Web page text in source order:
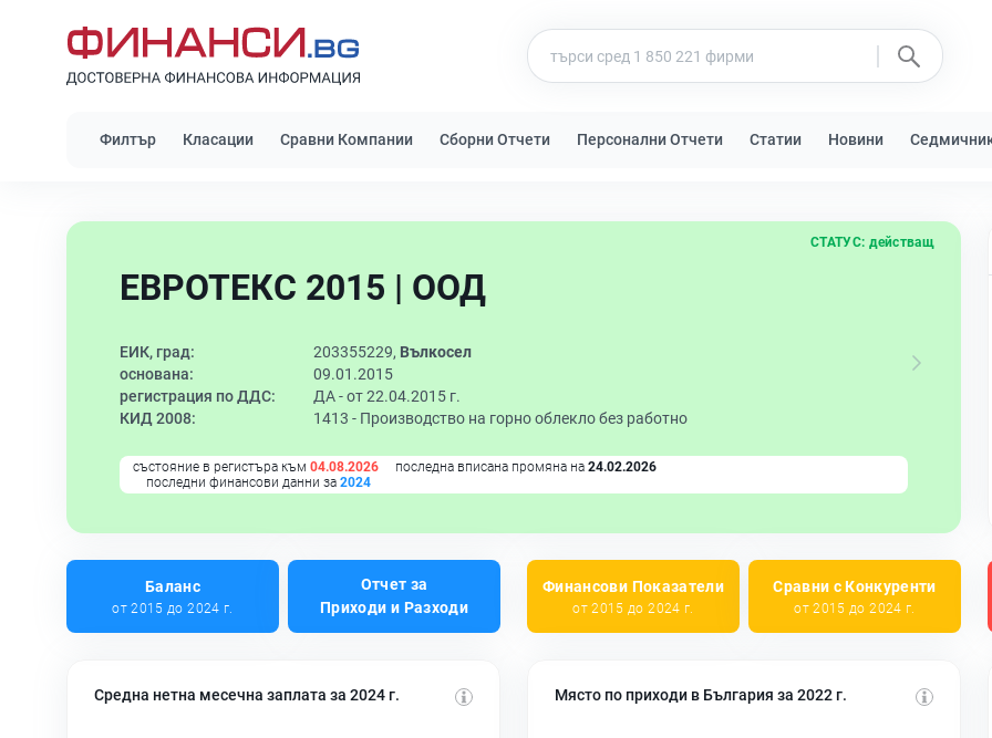
Филтър Класации Сравни Компании Сборни Отчети Персонални Отчети Статии Новини
ЕВРОТЕКС 2015 | ООД
СТАТУС: действащ
ЕИК, град: 203355229, Вълкосел
основана:
09.01.2015
регистрация по ДДС:
ДА - от 22.04.2015 г.
КИД 2008:
1413 - Производство на горно облекло без работно
състояние в регистъра към 04.08.2026 последна вписана промяна на 24.02.2026
последни финансови данни за 2024
Баланс
от 2015 до 2024 г.
Отчет за
Приходи и Разходи
Финансови Показатели
от 2015 до 2024 г.
Сравни с Конкуренти
от 2015 до 2024 г.
Средна нетна месечна заплата за 2024 г. Място по приходи в България за 2022 г.